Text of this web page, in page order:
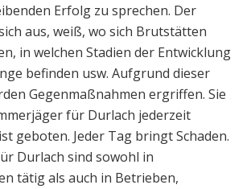
Erfolg zu sprechen. Der
aus, weiß, wo sich Brutstätten
in welchen Stadien der Entwicklung
befinden usw. Aufgrund dieser
Gegenmaßnahmen ergriffen. Sie
für Durlach jederzeit
geboten. Jeder Tag bringt Schaden.
Durlach sind sowohl in
tätig als auch in Betrieben,